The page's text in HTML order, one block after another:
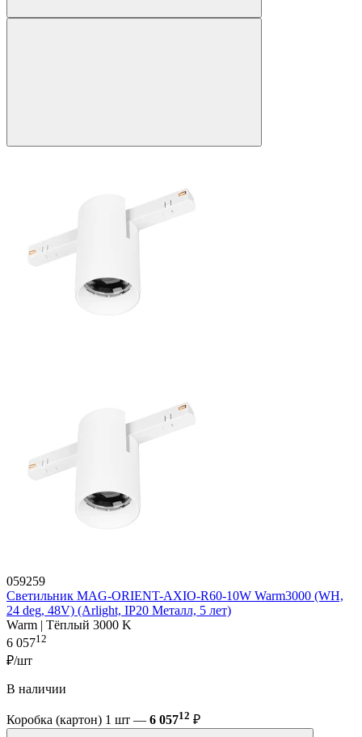
059259
Светильник MAG-ORIENT-AXIO-R60-10W Warm3000 (WH,
24 deg, 48V) (Arlight, IP20 Металл, 5 лет)
Warm | Тёплый 3000 K
6 05712
₽/шт
В наличии
Коробка (картон) 1 шт — 6 05712 ₽